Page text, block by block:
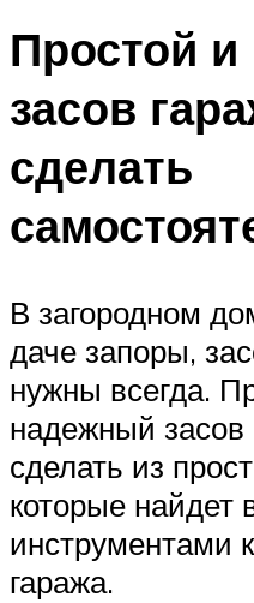
Простой
засов
сделать
В загородном
даче запоры,
нужны всегда.
надежный
сделать из
которые найдет
инструментами
гаража.